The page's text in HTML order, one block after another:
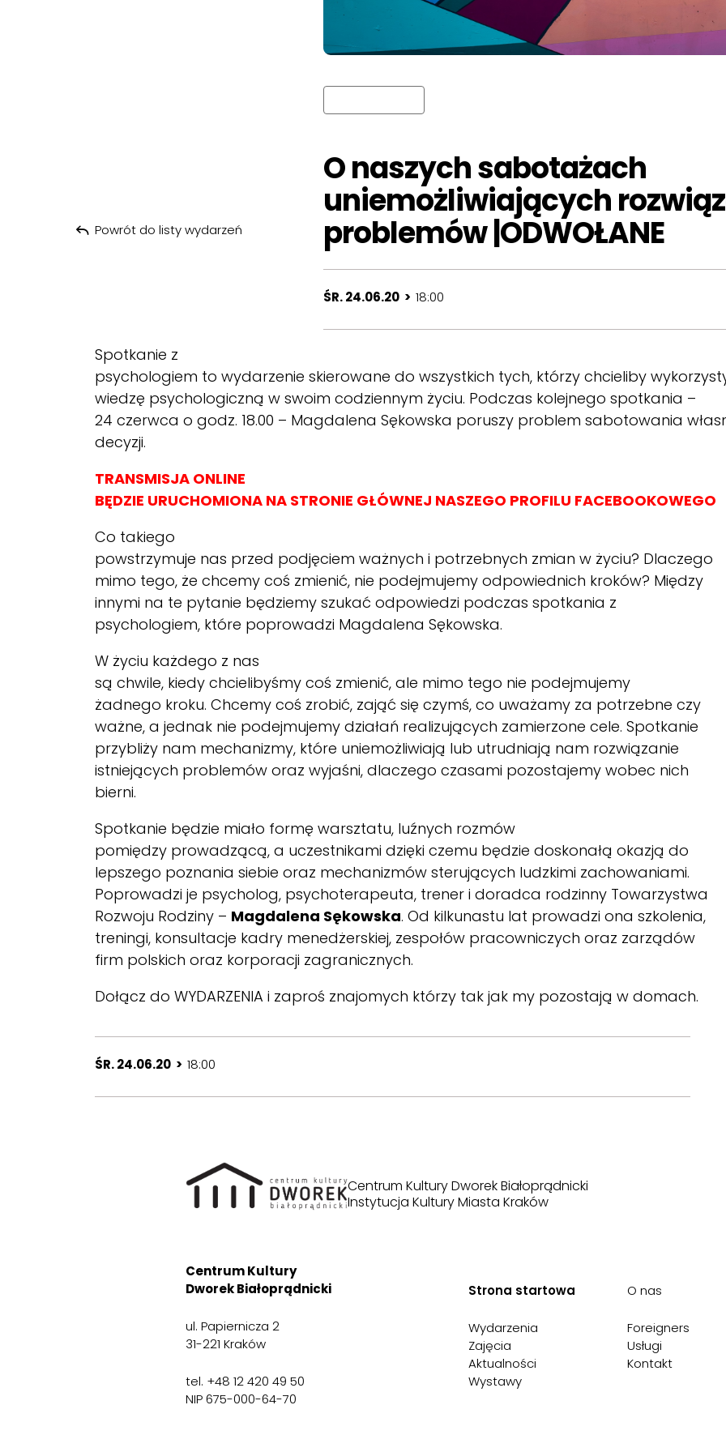
O naszych sabotażach
uniemożliwiających
problemów |ODWOŁANE
ŚR. 24.06.20 > 18:00
Powrót do listy wydarzeń
Spotkanie z
psychologiem to wydarzenie skierowane do wszystkich tych, którzy chcieliby
wiedzę psychologiczną w swoim codziennym życiu. Podczas kolejnego spotkania –
24 czerwca o godz. 18.00 – Magdalena Sękowska poruszy problem sabotowania
decyzji.
TRANSMISJA ONLINE
BĘDZIE URUCHOMIONA NA STRONIE GŁÓWNEJ NASZEGO PROFILU FACEBOOKOWEGO
Co takiego
powstrzymuje nas przed podjęciem ważnych i potrzebnych zmian w życiu? Dlaczego
mimo tego, że chcemy coś zmienić, nie podejmujemy odpowiednich kroków? Między
innymi na te pytanie będziemy szukać odpowiedzi podczas spotkania z
psychologiem, które poprowadzi Magdalena Sękowska.
W życiu każdego z nas
są chwile, kiedy chcielibyśmy coś zmienić, ale mimo tego nie podejmujemy
żadnego kroku. Chcemy coś zrobić, zająć się czymś, co uważamy za potrzebne czy
ważne, a jednak nie podejmujemy działań realizujących zamierzone cele. Spotkanie
przybliży nam mechanizmy, które uniemożliwiają lub utrudniają nam rozwiązanie
istniejących problemów oraz wyjaśni, dlaczego czasami pozostajemy wobec nich
bierni.
Spotkanie będzie miało formę warsztatu, luźnych rozmów
pomiędzy prowadzącą, a uczestnikami dzięki czemu będzie doskonałą okazją do
lepszego poznania siebie oraz mechanizmów sterujących ludzkimi zachowaniami.
Poprowadzi je psycholog, psychoterapeuta, trener i doradca rodzinny Towarzystwa
Rozwoju Rodziny – Magdalena Sękowska. Od kilkunastu lat prowadzi ona szkolenia,
treningi, konsultacje kadry menedżerskiej, zespołów pracowniczych oraz zarządów
firm polskich oraz korporacji zagranicznych.
Dołącz do WYDARZENIA i zaproś znajomych którzy tak jak my pozostają w domach.
ŚR. 24.06.20 > 18:00
Centrum Kultury Dworek Białoprądnicki
Instytucja Kultury Miasta Kraków
Centrum Kultury
Dworek Białoprądnicki
ul. Papiernicza 2
31-221 Kraków
tel. +48 12 420 49 50
NIP 675-000-64-70
Strona startowa
Wydarzenia
Zajęcia
Aktualności
Wystawy
O nas
Foreigners
Usługi
Kontakt